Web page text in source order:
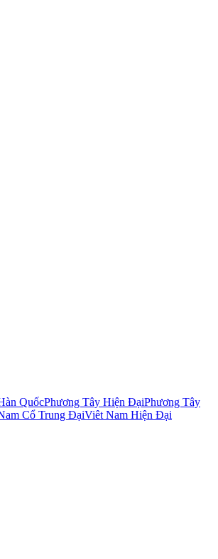
QuốcPhương Tây Hiện ĐạiPhương Tây
Cổ Trung ĐạiViêt Nam Hiện Đại